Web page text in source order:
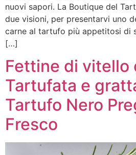
nuovi sapori. La Boutique del
due visioni, per presentarvi uno
carne al tartufo più appetitosi di
[…]
Fettine di vitello
Tartufata e
Tartufo Nero
Fresco